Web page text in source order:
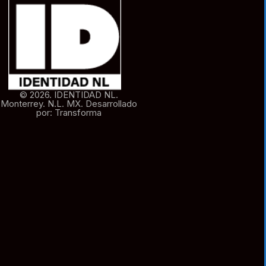
© 2026. IDENTIDAD NL.
Monterrey. N.L. MX. Desarrollado
por: Transforma